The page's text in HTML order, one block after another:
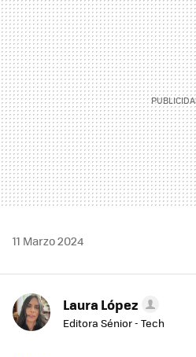
11 Marzo 2024
Laura López
Editora Sénior - Tech